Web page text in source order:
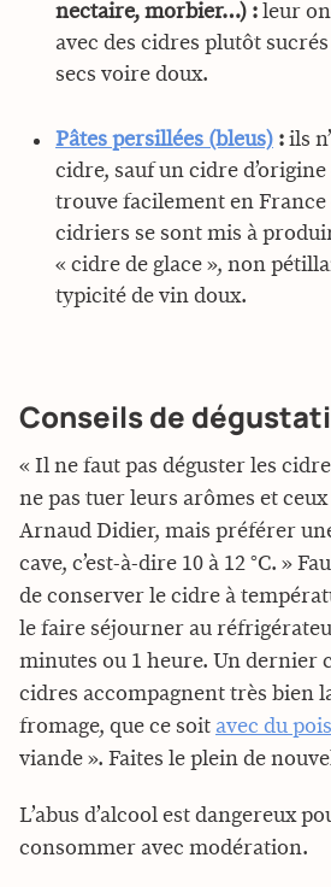
nectaire, morbier…) : leur
avec des cidres plutôt
secs voire doux.
Pâtes persillées (bleus) : ils
cidre, sauf un cidre d’origine
trouve facilement en France
cidriers se sont mis à
« cidre de glace », non
typicité de vin doux.
Conseils de
« Il ne faut pas déguster les
ne pas tuer leurs arômes et
Arnaud Didier, mais préférer
cave, c’est-à-dire 10 à 12 °C. »
de conserver le cidre à
le faire séjourner au
minutes ou 1 heure. Un dernier
cidres accompagnent très bien
fromage, que ce soit avec du
viande ». Faites le plein de
L’abus d’alcool est dangereux
consommer avec modération.